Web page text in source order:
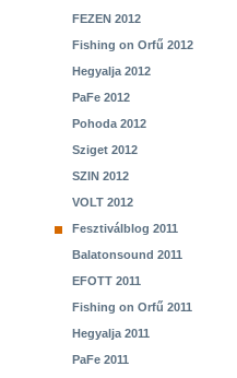
FEZEN 2012
Fishing on Orfű 2012
Hegyalja 2012
PaFe 2012
Pohoda 2012
Sziget 2012
SZIN 2012
VOLT 2012
Fesztiválblog 2011
Balatonsound 2011
EFOTT 2011
Fishing on Orfű 2011
Hegyalja 2011
PaFe 2011